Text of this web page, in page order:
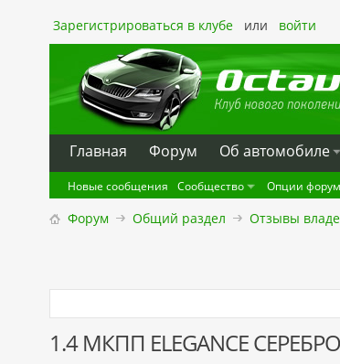
Зарегистрироваться в клубе или войти
Главная Форум Oб автомобиле
Новые сообщения Сообщество Опции
Форум Общий раздел Отзывы
1.4 МКПП ELEGANCE СЕРЕБРО